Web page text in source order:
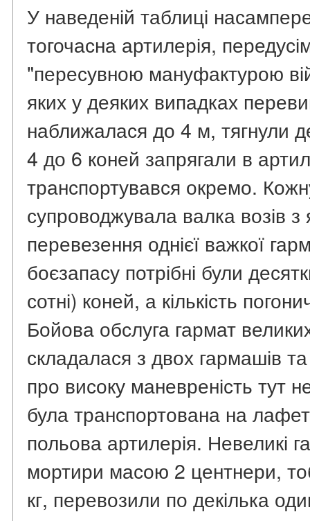
У наведеній таблиці
тогочасна артилерія,
"пересувною мануфактурою
яких у деяких випадках
наближалася до 4 м, тягнули
4 до 6 коней запрягали в
транспортувався окремо.
супроводжувала валка возів
перевезення однієї важкої
боєзапасу потрібні були
сотні) коней, а кількість
Бойова обслуга гармат
складалася з двох гармашів
про високу маневреність тут
була транспортована на
польова артилерія. Невеликі
мортири масою 2 центнери,
кг, перевозили по декілька